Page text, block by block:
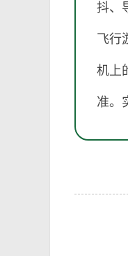
抖、
飞
机上
准。